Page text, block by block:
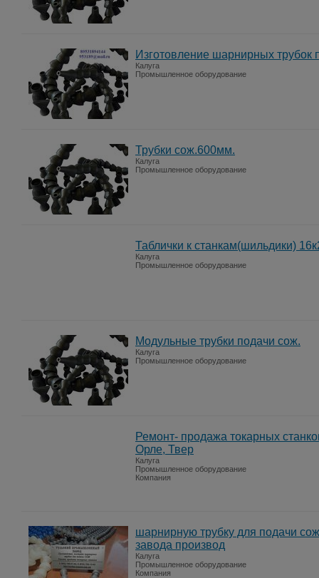
Изготовление шарнирных трубок
Калуга
Промышленное оборудование
Трубки сож.600мм.
Калуга
Промышленное оборудование
Таблички к станкам(шильдики)
Калуга
Промышленное оборудование
Модульные трубки подачи сож.
Калуга
Промышленное оборудование
Ремонт- продажа токарных
Орле, Твер
Калуга
Промышленное оборудование
Компания
шарнирную трубку для подачи
завода производ
Калуга
Промышленное оборудование
Компания